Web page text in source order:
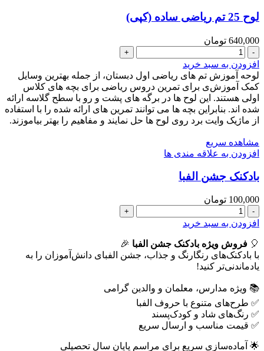
لوح 25 تم ریاضی ساده (کپی)
640,000 تومان
لوح
25
تم
ریاضی
ساده
(کپی)
عدد
افزودن به سبد خرید
لوحه آموزش تم های ریاضی اول دبستان، از جمله بهترین وسایل
کمک آموزش‌ی برای تمرین دروس ریاضی برای بچه های کلاس
اولی هستند. این لوح ها در برگه های پشت و رو با سطح گلاسه ارائه
شده اند. بنابراین بچه ها می توانند تمرین های ارائه شده را با استفاده
از ماژیک وایت برد روی لوح ها حل نمایند و مفاهیم را بهتر بیاموزند.
مشاهده سریع
افزودن به علاقه مندی ها
بادکنک جشن الفبا
100,000 تومان
بادکنک
جشن
عدد
افزودن به سبد خرید
🎈 فروش ویژه بادکنک جشن الفبا 🎉
با بادکنک‌های رنگارنگ و جذاب، جشن الفبای دانش‌آموزان را به
یادماندنی‌تر کنید!
📚 ویژه مدارس، معلمان و والدین گرامی
✅ طرح‌های متنوع با حروف الفبا
✅ رنگ‌های شاد و کودک‌پسند
✅ قیمت مناسب و ارسال سریع
🌟 آماده‌سازی سریع برای مراسم پایان سال تحصیلی